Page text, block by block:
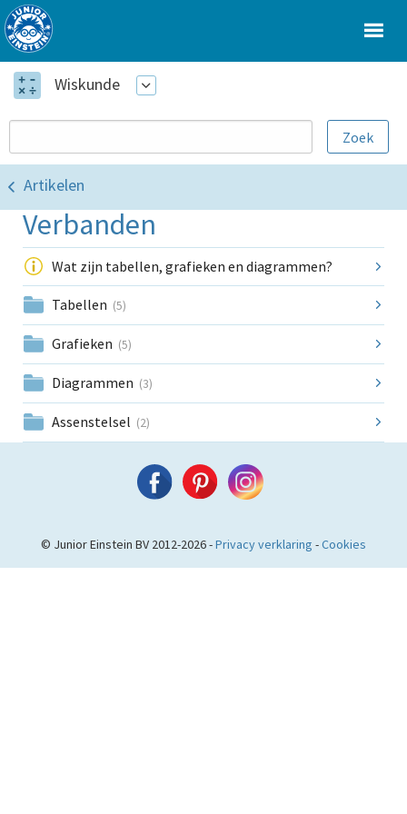
Wiskunde
Artikelen
Verbanden
Wat zijn tabellen, grafieken en diagrammen?
Tabellen (5)
Grafieken (5)
Diagrammen (3)
Assenstelsel (2)
© Junior Einstein BV 2012-2026 -Privacy verklaring -Cookies